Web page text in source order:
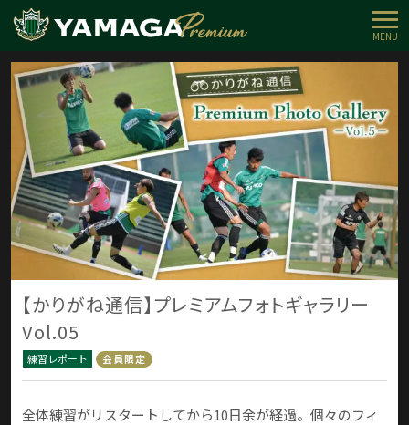
MENU
【かりがね通信】プレミアムフォトギャラリー
Vol.05
練習レポート 会員限定
全体練習がリスタートしてから10日余が経過。個々のフィ